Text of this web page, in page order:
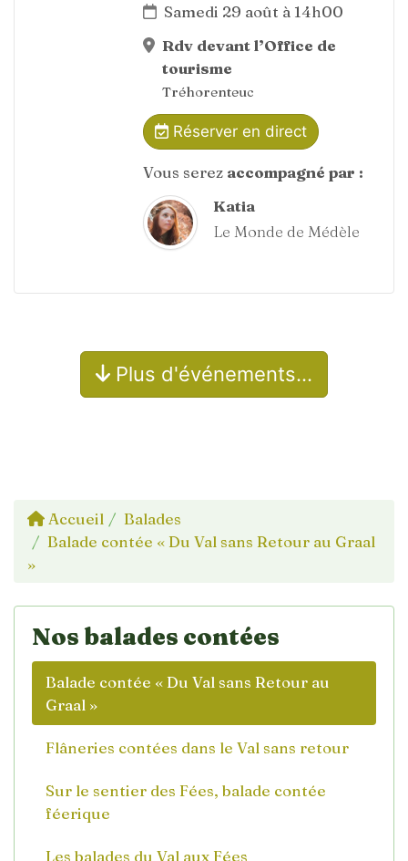
Samedi 29 août à 14h00
Rdv devant l’Office de
tourisme
Tréhorenteuc
Réserver en direct
Vous serez accompagné par :
Katia
Le Monde de Médèle
Plus d'événements…
Accueil
Balades
Balade contée « Du Val sans Retour au Graal
»
Nos balades contées
Balade contée « Du Val sans Retour au
Graal »
Flâneries contées dans le Val sans retour
Sur le sentier des Fées, balade contée
féerique
Les balades du Val aux Fées